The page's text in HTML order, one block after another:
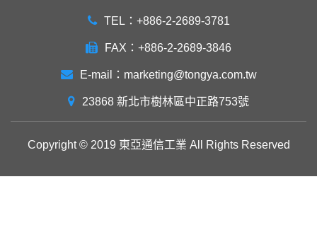
TEL：+886-2-2689-3781
FAX：+886-2-2689-3846
E-mail： marketing@tongya.com.tw
23868 新北市樹林區中正路753號
Copyright © 2019 東亞通信工業 All Rights Reserved